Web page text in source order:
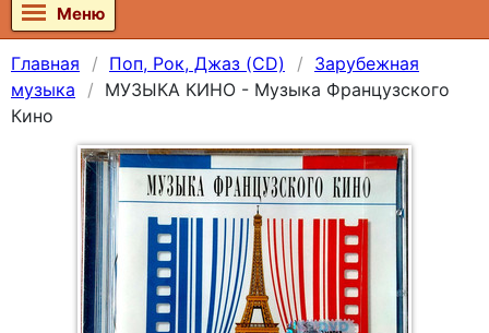
Меню
Главная Поп, Рок, Джаз (CD)
Зарубежная
музыка
МУЗЫКА КИНО - Музыка Французского
Кино